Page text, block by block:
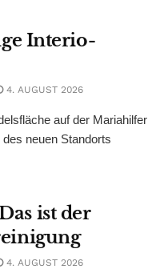
Interio-
4. AUGUST 2026
auf der Mariahilfer
neuen Standorts
ist der
4. AUGUST 2026